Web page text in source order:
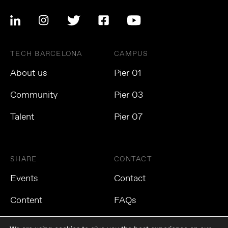
TECH BARCELONA
About us
Community
Talent
CAMPUS
Pier 01
Pier 03
Pier 07
SHARE
Events
Content
CONTACT
Contact
FAQs